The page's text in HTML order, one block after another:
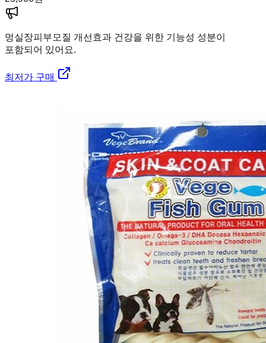
멍실장피부모질 개선효과 건강을 위한 기능성 성분이
포함되어 있어요.
최저가 구매